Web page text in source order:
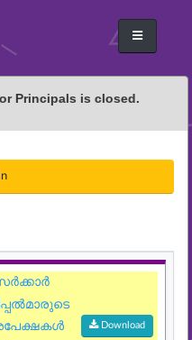
Principals is closed.
സർക്കാർ
Download